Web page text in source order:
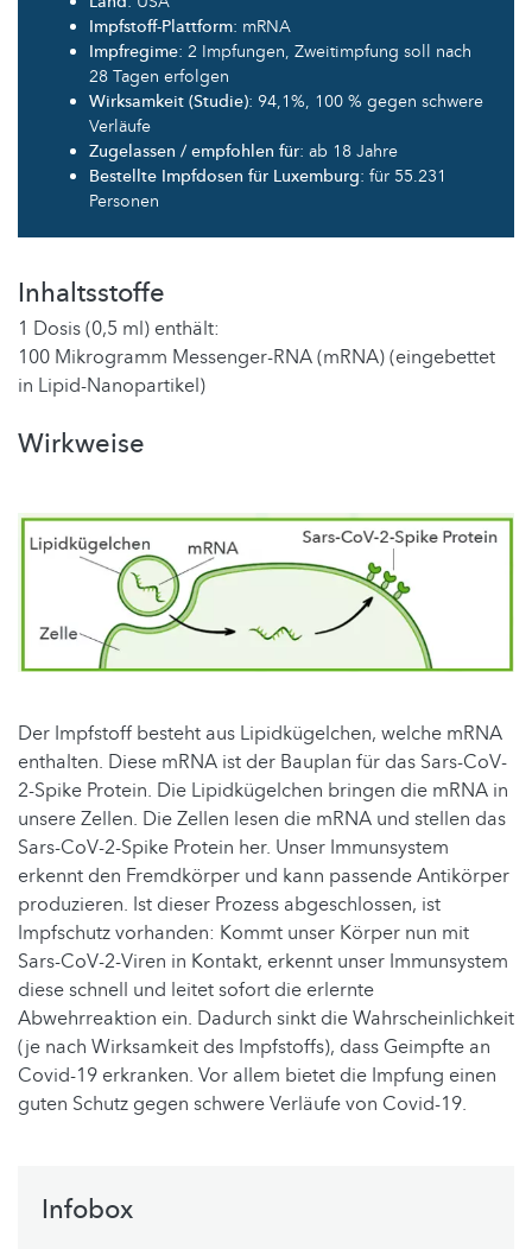
Impfstoff-Plattform: mRNA
Impfregime: 2 Impfungen, Zweitimpfung soll nach
28 Tagen erfolgen
Wirksamkeit (Studie): 94,1%, 100 % gegen schwere
Verläufe
Zugelassen / empfohlen für: ab 18 Jahre
Bestellte Impfdosen für Luxemburg: für 55.231
Personen
Inhaltsstoffe
1 Dosis (0,5 ml) enthält:
100 Mikrogramm Messenger-RNA (mRNA) (eingebettet
in Lipid-Nanopartikel)
Wirkweise
Der Impfstoff besteht aus Lipidkügelchen, welche mRNA
enthalten. Diese mRNA ist der Bauplan für das Sars-CoV-
2-Spike Protein. Die Lipidkügelchen bringen die mRNA in
unsere Zellen. Die Zellen lesen die mRNA und stellen das
Sars-CoV-2-Spike Protein her. Unser Immunsystem
erkennt den Fremdkörper und kann passende Antikörper
produzieren. Ist dieser Prozess abgeschlossen, ist
Impfschutz vorhanden: Kommt unser Körper nun mit
Sars-CoV-2-Viren in Kontakt, erkennt unser Immunsystem
diese schnell und leitet sofort die erlernte
Abwehrreaktion ein. Dadurch sinkt die Wahrscheinlichkeit
(je nach Wirksamkeit des Impfstoffs), dass Geimpfte an
Covid-19 erkranken. Vor allem bietet die Impfung einen
guten Schutz gegen schwere Verläufe von Covid-19.
Infobox